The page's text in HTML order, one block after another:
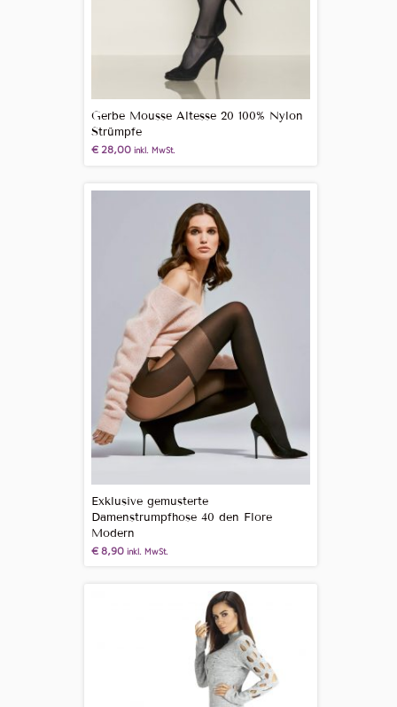
Gerbe Mousse Altesse 20 100% Nylon
Strümpfe
€28,00 inkl. MwSt.
Exklusive gemusterte
Damenstrumpfhose 40 den Flore
Modern
€8,90 inkl. MwSt.